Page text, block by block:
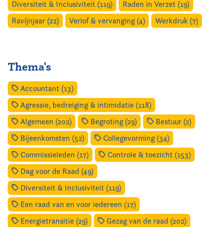
Diversiteit & Inclusiviteit (119)
Raden in Verzet (19)
Ravijnjaar (22)
Verlof & vervanging (4) Werkdruk (7)
Thema's
Accountant (13)
Agressie, bedreiging & intimidatie (118)
Algemeen (202)
Begroting (29)
Bestuur (2)
Bijeenkomsten (52)
Collegevorming (34)
Commissieleden (17)
Controle & toezicht (153)
Dag voor de Raad (49)
Diversiteit & Inclusiviteit (119)
Een raad van en voor iedereen (17)
Energietransitie (29)
Gezag van de raad (202)